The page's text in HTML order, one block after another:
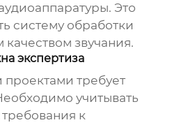
Это
систему обработки
звучания.
экспертиза
требует
учитывать
к